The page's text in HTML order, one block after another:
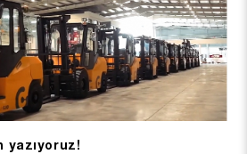
yazıyoruz!